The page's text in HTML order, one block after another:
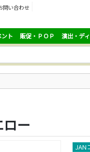
問い合わせ
ト 販促・ＰＯＰ 演出・デ
ー
JAN